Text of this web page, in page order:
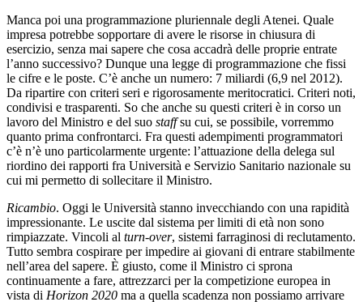
Manca poi una programmazione pluriennale degli Atenei. Quale
impresa potrebbe sopportare di avere le risorse in chiusura di
esercizio, senza mai sapere che cosa accadrà delle proprie entrate
l’anno successivo? Dunque una legge di programmazione che fissi
le cifre e le poste. C’è anche un numero: 7 miliardi (6,9 nel 2012).
Da ripartire con criteri seri e rigorosamente meritocratici. Criteri noti,
condivisi e trasparenti. So che anche su questi criteri è in corso un
lavoro del Ministro e del suo staffsu cui, se possibile, vorremmo
quanto prima confrontarci. Fra questi adempimenti programmatori
c’è n’è uno particolarmente urgente: l’attuazione della delega sul
riordino dei rapporti fra Università e Servizio Sanitario nazionale su
cui mi permetto di sollecitare il Ministro.
Ricambio. Oggi le Università stanno invecchiando con una rapidità
impressionante. Le uscite dal sistema per limiti di età non sono
rimpiazzate. Vincoli al turn-over, sistemi farraginosi di reclutamento.
Tutto sembra cospirare per impedire ai giovani di entrare stabilmente
nell’area del sapere. È giusto, come il Ministro ci sprona
continuamente a fare, attrezzarci per la competizione europea in
vista di Horizon 2020 ma a quella scadenza non possiamo arrivare